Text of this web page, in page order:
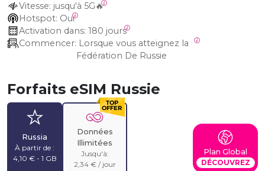
Vitesse: jusqu'à 5G🔥
Hotspot: Oui
Activation dans: 180 jours
Commencer:
Fédération De Russie
Forfaits eSIM Russie
Russia
À partir de :
4,10 € - 1 GB
Données
Illimitées
Jusqu'à:
2,34 € / jour
Plan Global
DÉCOUVREZ